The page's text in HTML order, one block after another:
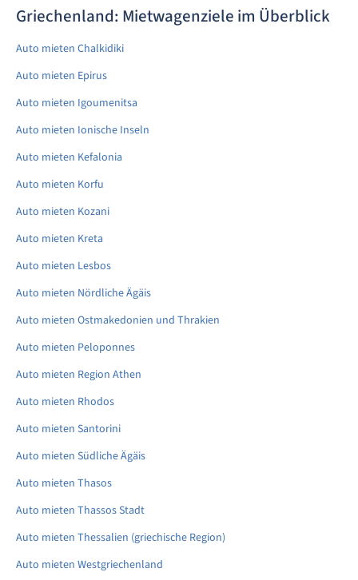
Griechenland: Mietwagenziele im Überblick
Auto mieten Chalkidiki
Auto mieten Epirus
Auto mieten Igoumenitsa
Auto mieten Ionische Inseln
Auto mieten Kefalonia
Auto mieten Korfu
Auto mieten Kozani
Auto mieten Kreta
Auto mieten Lesbos
Auto mieten Nördliche Ägäis
Auto mieten Ostmakedonien und Thrakien
Auto mieten Peloponnes
Auto mieten Region Athen
Auto mieten Rhodos
Auto mieten Santorini
Auto mieten Südliche Ägäis
Auto mieten Thasos
Auto mieten Thassos Stadt
Auto mieten Thessalien (griechische Region)
Auto mieten Westgriechenland